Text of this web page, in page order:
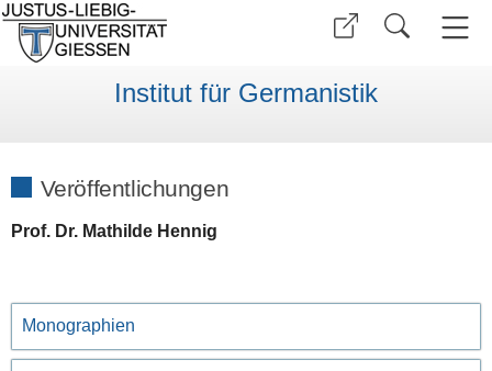
Institut für Germanistik
Veröffentlichungen
Prof. Dr. Mathilde Hennig
Monographien